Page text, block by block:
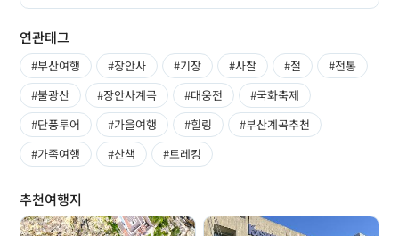
연관태그
#부산여행 #장안사 #기장 #사찰 #절
#전통
#불광산
#장안사계곡 #대웅전
#국화축제
#단풍투어
#가을여행 #힐링
#부산계곡추천
#가족여행
#산책 #트레킹
추천여행지